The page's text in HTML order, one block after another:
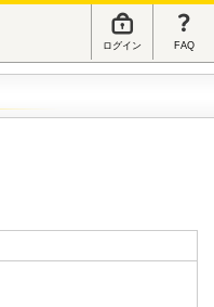
ログイン FAQ